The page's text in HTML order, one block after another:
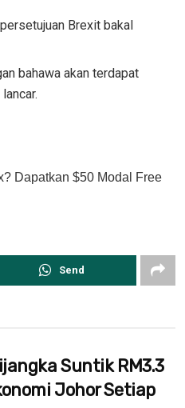
Brexit bakal
bahawa akan terdapat
Dapatkan $50 Modal Free
Send
Suntik RM3.3
Johor Setiap